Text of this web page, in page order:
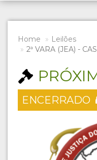
Home
Leilões
2ª VARA (JEA) -
ENCERRADO